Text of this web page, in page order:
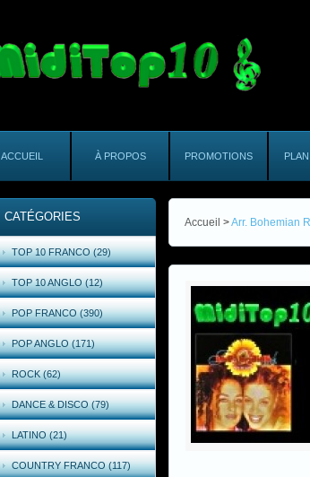
ACCUEIL À PROPOS PROMOTIONS
CATÉGORIES
TOP 10 FRANCO (29)
TOP 10 ANGLO (12)
POP FRANCO (390)
POP ANGLO (171)
ROCK (62)
DANCE & DISCO (79)
LATINO (21)
COUNTRY FRANCO (117)
Accueil >Arr. Bohemian